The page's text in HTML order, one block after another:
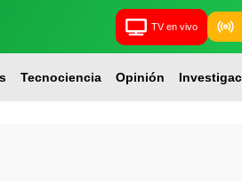
TV en vivo
Tecnociencia Opinión